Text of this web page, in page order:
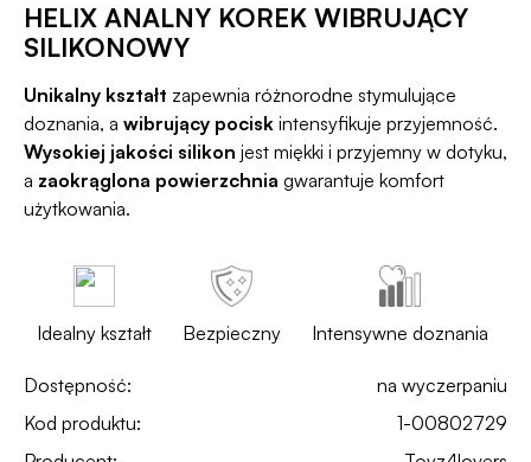
HELIX ANALNY KOREK WIBRUJĄCY
SILIKONOWY
Unikalny kształt zapewnia różnorodne stymulujące
doznania, a wibrujący pocisk intensyfikuje przyjemność.
Wysokiej jakości silikon jest miękki i przyjemny w dotyku,
a zaokrąglona powierzchnia gwarantuje komfort
użytkowania.
Idealny kształt Bezpieczny Intensywne doznania
Dostępność:
na wyczerpaniu
Kod produktu:
1-00802729